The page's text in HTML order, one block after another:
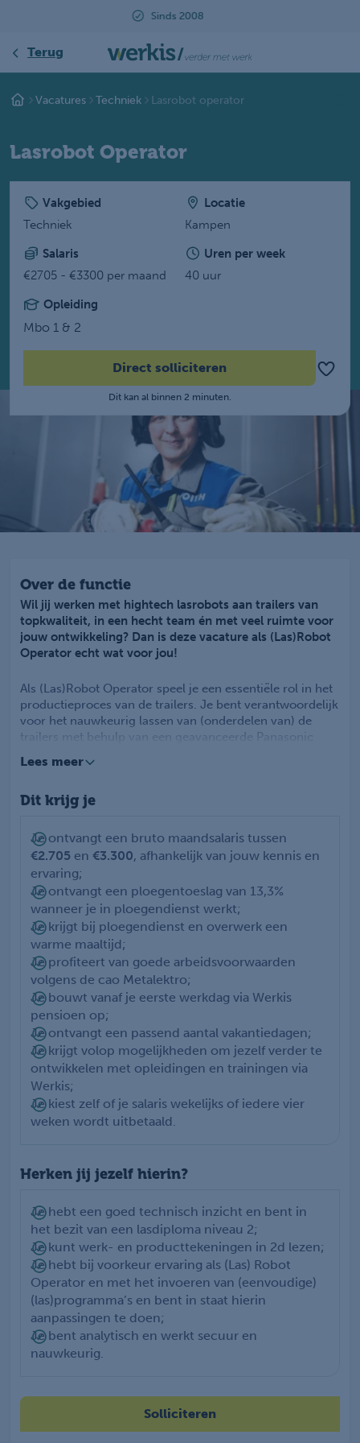
Beoordeeld met een 9.2
Terug
Vacatures Techniek Lasrobot operator
Lasrobot Operator
Vakgebied
Techniek
Locatie
Kampen
Salaris
€2705 - €3300 per maand
Uren per week
40 uur
Opleiding
Mbo 1 & 2
Direct solliciteren
Dit kan al binnen 2 minuten.
Over de functie
Wil jij werken met hightech lasrobots aan trailers van
topkwaliteit, in een hecht team én met veel ruimte voor
jouw ontwikkeling? Dan is deze vacature als (Las)Robot
Operator echt wat voor jou!
Als (Las)Robot Operator speel je een essentiële rol in het
productieproces van de trailers. Je bent verantwoordelijk
voor het nauwkeurig lassen van (onderdelen van) de
trailers met behulp van een geavanceerde Panasonic
materialen veilig beschikbaar zijn en stelt de lasrobot
zorgvuldig na met diverse meetgereedschappen. Samen
voldoen aan de hoge kwaliteitsnormen van het
uiteindelijke product (de las).
Je komt als (las)Robot Operator te werken in een
ploegendienst. De werktijden zijn in de ene week van
06:00 - 15:30 en op vrijdag van 06:00 - 12:15, in de
andere week van 14:30 - 23:59 op maandag tot en met
donderdag (dus op vrijdag vrij!).
Lees meer
Dit krijg je
Je ontvangt een bruto maandsalaris tussen
€2.705 en €3.300, afhankelijk van jouw kennis en
ervaring;
Je ontvangt een ploegentoeslag van 13,3%
wanneer je in ploegendienst werkt;
Je krijgt bij ploegendienst en overwerk een
warme maaltijd;
Je profiteert van goede arbeidsvoorwaarden
volgens de cao Metalektro;
Je bouwt vanaf je eerste werkdag via Werkis
pensioen op;
Je ontvangt een passend aantal vakantiedagen;
Je krijgt volop mogelijkheden om jezelf verder te
ontwikkelen met opleidingen en trainingen via
Werkis;
Je kiest zelf of je salaris wekelijks of iedere vier
weken wordt uitbetaald.
Herken jij jezelf hierin?
Je hebt een goed technisch inzicht en bent in
het bezit van een lasdiploma niveau 2;
Je kunt werk- en producttekeningen in 2d lezen;
Je hebt bij voorkeur ervaring als (Las) Robot
Operator en met het invoeren van (eenvoudige)
(las)programma’s en bent in staat hierin
aanpassingen te doen;
Je bent analytisch en werkt secuur en
nauwkeurig.
Solliciteren